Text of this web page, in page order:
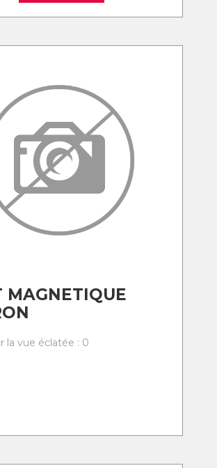
MAGNETIQUE
la vue éclatée : 0